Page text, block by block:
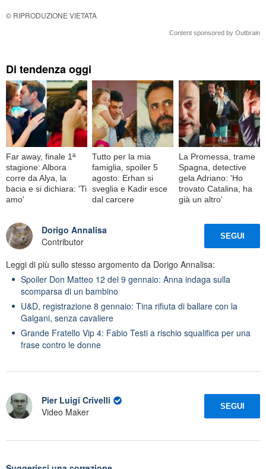
© RIPRODUZIONE VIETATA
Content sponsored by Outbrain
Di tendenza oggi
Far away, finale 1ª
stagione: Albora
corre da Alya, la
bacia e si dichiara: 'Ti
amo'
Tutto per la mia
famiglia, spoiler 5
agosto: Erhan si
sveglia e Kadir esce
dal carcere
La Promessa, trame
Spagna, detective
gela Adriano: 'Ho
trovato Catalina, ha
già un altro'
Dorigo Annalisa
Contributor
SEGUI
Leggi di più sullo stesso argomento da Dorigo Annalisa:
Spoiler Don Matteo 12 del 9 gennaio: Anna indaga sulla
scomparsa di un bambino
U&D, registrazione 8 gennaio: Tina rifiuta di ballare con la
Galgani, senza cavaliere
Grande Fratello Vip 4: Fabio Testi a rischio squalifica per una
frase contro le donne
Pier Luigi Crivelli
Video Maker
SEGUI